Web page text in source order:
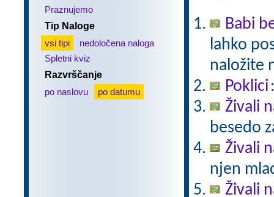
Praznujemo
Tip Naloge
vsi tipi
nedoločena naloga
Spletni kviz
Razvrščanje
po naslovu
po datumu
Babi
lahko
naložite
Poklici
Živali
besedo
Živali
njen
Živali